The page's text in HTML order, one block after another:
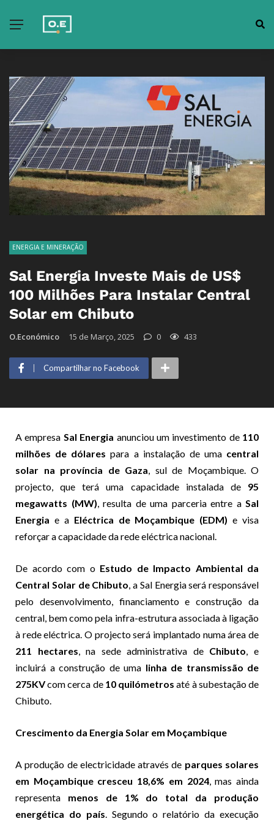
ENERGIA E MINERAÇÃO
Sal Energia Investe Mais de US$
100 Milhões Para Instalar Central
Solar em Chibuto
O.Económico 15 de Março, 2025 0 433
Compartilhar no Facebook
A empresa Sal Energia anunciou um investimento de 110
milhões de dólares para a instalação de uma central
solar na província de Gaza, sul de Moçambique. O
projecto, que terá uma capacidade instalada de 95
megawatts (MW), resulta de uma parceria entre a Sal
Energia e a Eléctrica de Moçambique (EDM) e visa
reforçar a capacidade da rede eléctrica nacional.
De acordo com o Estudo de Impacto Ambiental da
Central Solar de Chibuto, a Sal Energia será responsável
pelo desenvolvimento, financiamento e construção da
central, bem como pela infra-estrutura associada à ligação
à rede eléctrica. O projecto será implantado numa área de
211 hectares, na sede administrativa de Chibuto, e
incluirá a construção de uma linha de transmissão de
275KVcom cerca de 10 quilómetros até à subestação de
Chibuto.
Crescimento da Energia Solar em Moçambique
A produção de electricidade através de parques solares
em Moçambique cresceu 18,6% em 2024, mas ainda
representa menos de 1% do total da produção
energética do país. Segundo o relatório da execução